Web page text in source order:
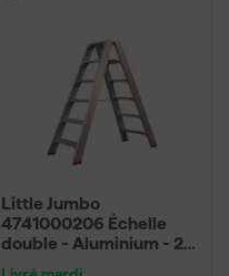
Little Jumbo
4741000206 Échelle
double - Aluminium - 2 x